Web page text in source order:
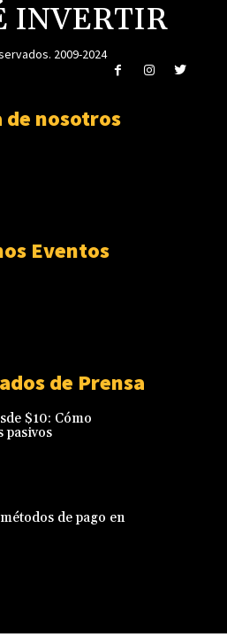
INVERTIR
2009-2024
de nosotros
Eventos
de Prensa
$10: Cómo
pasivos
de pago en